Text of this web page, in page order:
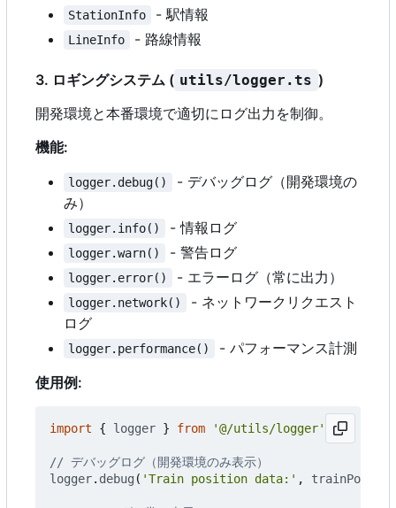
StationInfo - 駅情報
LineInfo - 路線情報
3. ロギングシステム ( utils/logger.ts )
開発環境と本番環境で適切にログ出力を制御。
機能:
logger.debug()
- デバッグログ（開発環境の
み）
logger.info() - 情報ログ
logger.warn() - 警告ログ
logger.error() - エラーログ（常に出力）
logger.network()
- ネットワークリクエスト
ログ
logger.performance()
- パフォーマンス計測
使用例:
import { logger } from '@/utils/logger'
logger. debug ( 'Train position data:' , trainPosData